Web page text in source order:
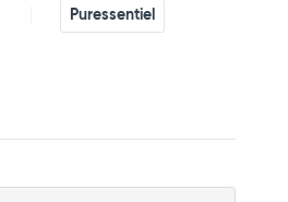
Puressentiel